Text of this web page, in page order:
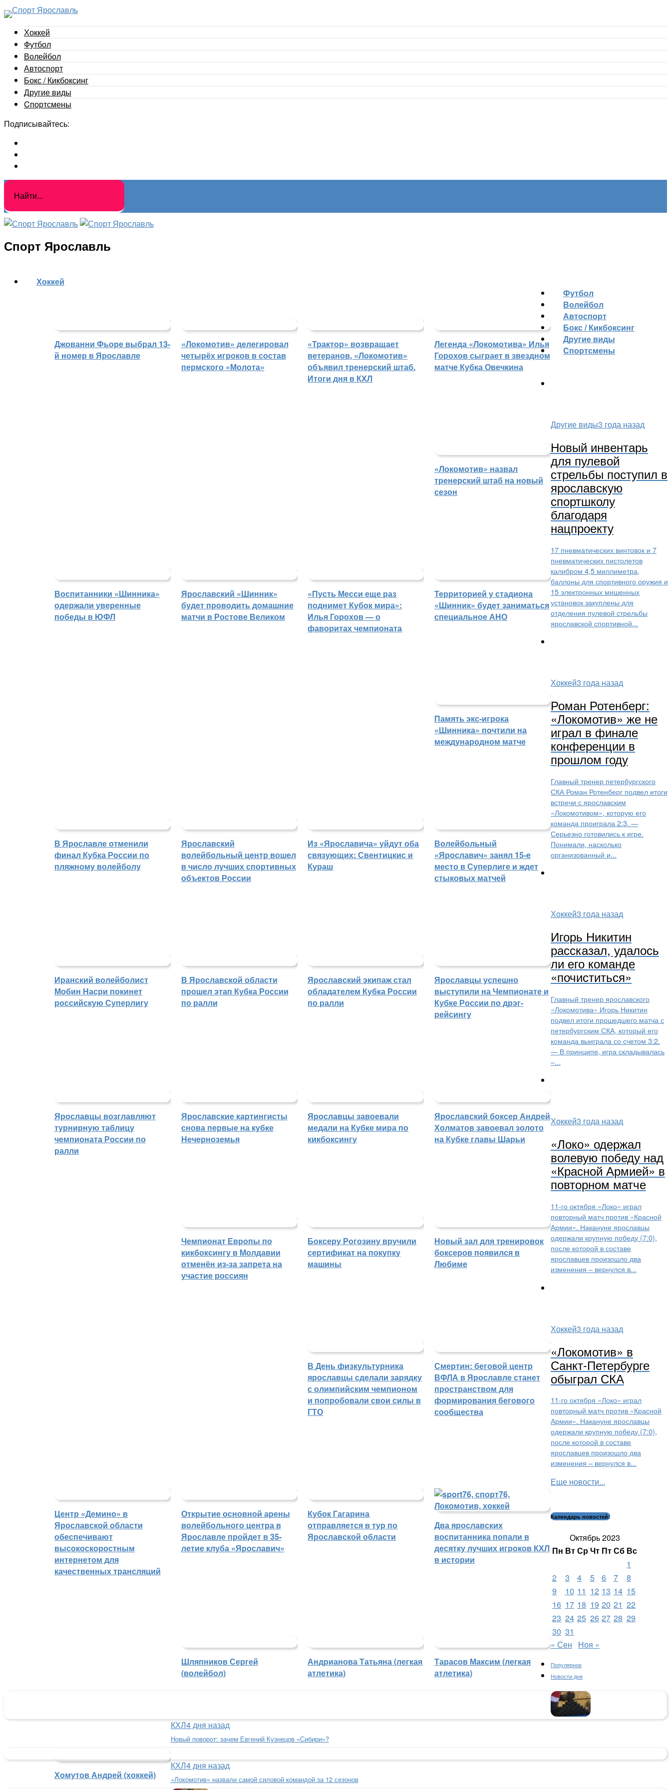
Хоккей
Футбол
Волейбол
Автоспорт
Бокс / Кикбоксинг
Другие виды
Cпортсмены
Подписывайтесь:
Спорт Ярославль
Хоккей
Джованни Фьоре выбрал 13-
й номер в Ярославле
«Локомотив» делегировал
четырёх игроков в состав
пермского «Молота»
«Трактор» возвращает
ветеранов, «Локомотив»
объявил тренерский штаб.
Итоги дня в КХЛ
Легенда «Локомотива» Илья
Горохов сыграет в звездном
матче Кубка Овечкина
«Локомотив» назвал
тренерский штаб на новый
сезон
Футбол
Воспитанники «Шинника»
одержали уверенные
победы в ЮФЛ
Ярославский «Шинник»
будет проводить домашние
матчи в Ростове Великом
«Пусть Месси еще раз
поднимет Кубок мира»:
Илья Горохов — о
фаворитах чемпионата
Территорией у стадиона
«Шинник» будет заниматься
специальное АНО
Память экс-игрока
«Шинника» почтили на
международном матче
Волейбол
В Ярославле отменили
финал Кубка России по
пляжному волейболу
Ярославский
волейбольный центр вошел
в число лучших спортивных
объектов России
Из «Ярославича» уйдут оба
связующих: Свентицкис и
Кураш
Волейбольный
«Ярославич» занял 15-е
место в Суперлиге и ждет
стыковых матчей
Иранский волейболист
Мобин Насри покинет
российскую Суперлигу
Автоспорт
В Ярославской области
прошел этап Кубка России
по ралли
Ярославский экипаж стал
обладателем Кубка России
по ралли
Ярославцы успешно
выступили на Чемпионате и
Кубке России по дрэг-
рейсингу
Ярославцы возглавляют
турнирную таблицу
чемпионата России по
ралли
Ярославские картингисты
снова первые на кубке
Нечерноземья
Бокс / Кикбоксинг
Ярославцы завоевали
медали на Кубке мира по
кикбоксингу
Ярославский боксер Андрей
Холматов завоевал золото
на Кубке главы Шарьи
Чемпионат Европы по
кикбоксингу в Молдавии
отменён из-за запрета на
участие россиян
Боксеру Рогозину вручили
сертификат на покупку
машины
Новый зал для тренировок
боксеров появился в
Любиме
Другие виды
В День физкультурника
ярославцы сделали зарядку
с олимпийским чемпионом
и попробовали свои силы в
ГТО
Смертин: беговой центр
ВФЛА в Ярославле станет
пространством для
формирования бегового
сообщества
Центр «Демино» в
Ярославской области
обеспечивают
высокоскоростным
интернетом для
качественных трансляций
Открытие основной арены
волейбольного центра в
Ярославле пройдет в 35-
летие клуба «Ярославич»
Кубок Гагарина
отправляется в тур по
Ярославской области
Cпортсмены
Два ярославских
воспитанника попали в
десятку лучших игроков КХЛ
в истории
Шляпников Сергей
(волейбол)
Андрианова Татьяна (легкая
атлетика)
Тарасов Максим (легкая
атлетика)
Хомутов Андрей (хоккей)
Другие виды3 года назад
Новый инвентарь
для пулевой
стрельбы поступил в
ярославскую
спортшколу
благодаря
нацпроекту
17 пневматических винтовок и 7
пневматических пистолетов
калибром 4,5 миллиметра,
баллоны для спортивного оружия и
15 электронных мишенных
установок закуплены для
отделения пулевой стрельбы
ярославской спортивной...
Хоккей3 года назад
Роман Ротенберг:
«Локомотив» же не
играл в финале
конференции в
прошлом году
Главный тренер петербургского
СКА Роман Ротенберг подвел итоги
встречи с ярославским
«Локомотивом», которую его
команда проиграла 2:3. —
Серьезно готовились к игре.
Понимали, насколько
организованный и...
Хоккей3 года назад
Игорь Никитин
рассказал, удалось
ли его команде
«почиститься»
Главный тренер ярославского
«Локомотива» Игорь Никитин
подвел итоги прошедшего матча с
петербургским СКА, который его
команда выиграла со счетом 3:2.
— В принципе, игра складывалась
–...
Хоккей3 года назад
«Локо» одержал
волевую победу над
«Красной Армией» в
повторном матче
11-го октября «Локо» играл
повторный матч против «Красной
Армии». Накануне ярославцы
одержали крупную победу (7:0),
после которой в составе
ярославцев произошло два
изменения – вернулся в...
Хоккей3 года назад
«Локомотив» в
Санкт-Петербурге
обыграл СКА
11-го октября «Локо» играл
повторный матч против «Красной
Армии». Накануне ярославцы
одержали крупную победу (7:0),
после которой в составе
ярославцев произошло два
изменения – вернулся в...
Еще новости...
Календарь новостей:
Октябрь 2023
Пн ВтСрЧт ПтСб Вс
1
2
3 4 5 6 7
8
9
10 11 12 13 14 15
16 17 18 19 20 21 22
23 24 25 26 27 28 29
30 31
« Сен
Ноя »
Популярное
Новости дня
КХЛ4 дня назад
Новый поворот: зачем Евгений Кузнецов «Сибири»?
КХЛ4 дня назад
«Локомотив» назвали самой силовой командой за 12 сезонов